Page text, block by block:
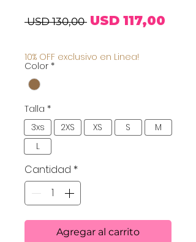
USD 130,00 Precio
USD 117,00
10% OFF exclusivo en Linea!
Color *
Talla *
3xs
2XS XS S
M
L
Cantidad *
Agregar al carrito